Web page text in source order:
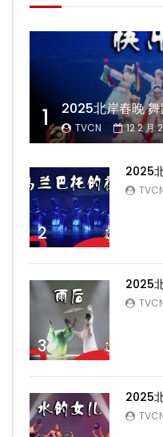
1 2025北岸春晚 舞
TVCN 12 2 月
2
2025
3
2025
2025